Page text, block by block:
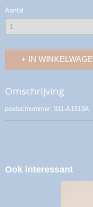
Aantal
IN
Omschrijving
productnummer: 911-A1313A
Ook interessant